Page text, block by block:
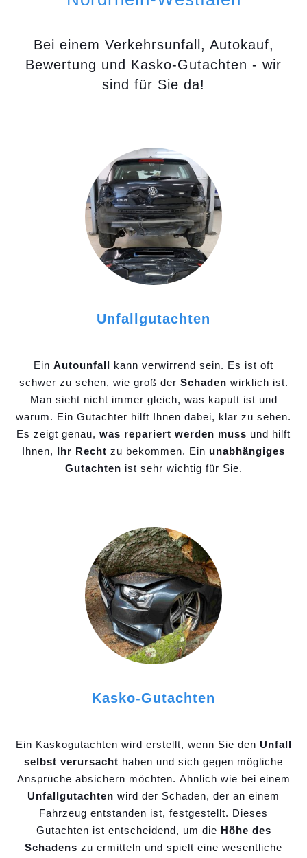
Bei einem Verkehrsunfall, Autokauf,
Bewertung und Kasko-Gutachten - wir
sind für Sie da!
Unfallgutachten
Ein Autounfall kann verwirrend sein. Es ist oft
schwer zu sehen, wie groß der Schaden wirklich ist.
Man sieht nicht immer gleich, was kaputt ist und
warum. Ein Gutachter hilft Ihnen dabei, klar zu sehen.
Es zeigt genau, was repariert werden muss und hilft
Ihnen, Ihr Recht zu bekommen. Ein unabhängiges
Gutachten ist sehr wichtig für Sie.
Kasko-Gutachten
Ein Kaskogutachten wird erstellt, wenn Sie den Unfall
selbst verursacht haben und sich gegen mögliche
Ansprüche absichern möchten. Ähnlich wie bei einem
Unfallgutachten wird der Schaden, der an einem
Fahrzeug entstanden ist, festgestellt. Dieses
Gutachten ist entscheidend, um die Höhe des
Schadens zu ermitteln und spielt eine wesentliche